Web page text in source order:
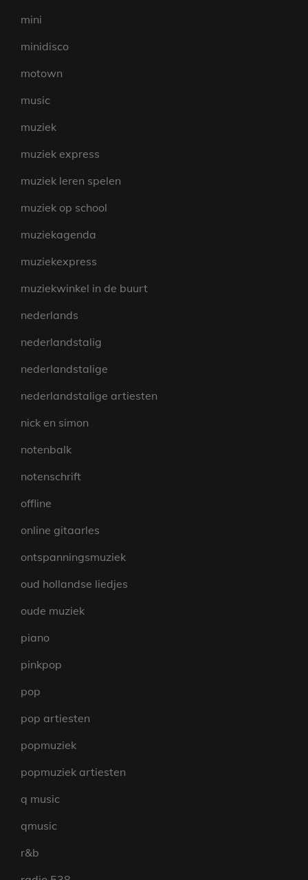
mini
minidisco
motown
music
muziek
muziek express
muziek leren spelen
muziek op school
muziekagenda
muziekexpress
muziekwinkel in de buurt
nederlands
nederlandstalig
nederlandstalige
nederlandstalige artiesten
nick en simon
notenbalk
notenschrift
offline
online gitaarles
ontspanningsmuziek
oud hollandse liedjes
oude muziek
piano
pinkpop
pop
pop artiesten
popmuziek
popmuziek artiesten
q music
qmusic
r&b